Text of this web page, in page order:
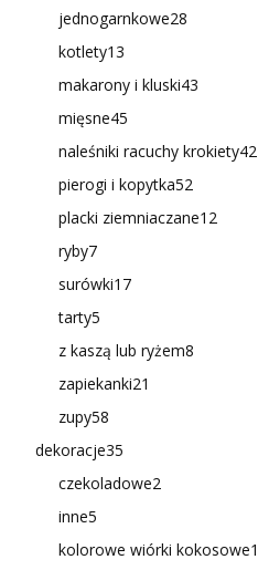
jednogarnkowe28
kotlety13
makarony i kluski43
mięsne45
naleśniki racuchy krokiety42
pierogi i kopytka52
placki ziemniaczane12
ryby7
surówki17
tarty5
z kaszą lub ryżem8
zapiekanki21
zupy58
dekoracje35
czekoladowe2
inne5
kolorowe wiórki kokosowe1